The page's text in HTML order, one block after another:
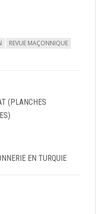
REVUE MAÇONNIQUE
(PLANCHES
EN TURQUIE